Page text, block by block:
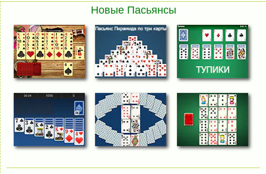
Новые Пасьянсы